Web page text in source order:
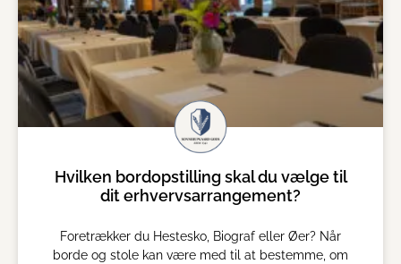
Hvilken bordopstilling skal du vælge til
dit erhvervsarrangement?
Foretrækker du Hestesko, Biograf eller Øer? Når
borde og stole kan være med til at bestemme, om